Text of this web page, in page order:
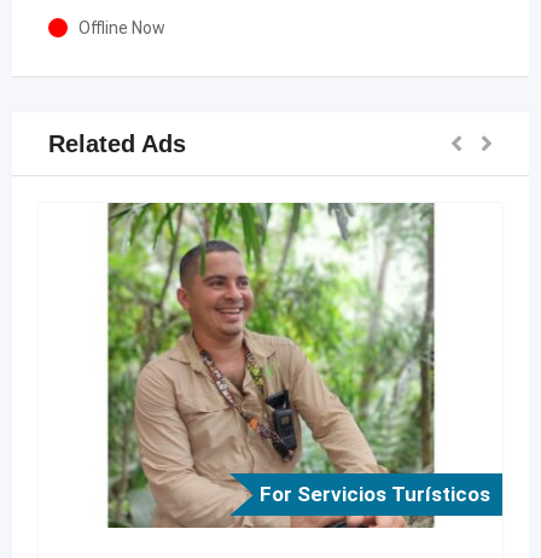
Offline Now
Related Ads
For Servicios Turísticos